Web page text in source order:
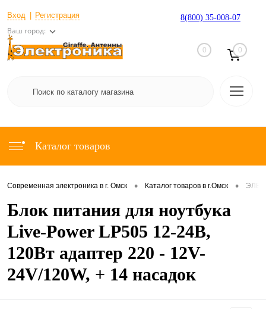
Вход Регистрация
Ваш город:
8(800) 35-008-07
0 0
Каталог товаров
Современная электроника в г. Омск • Каталог товаров в г.Омск •
Блок питания для ноутбука
Live-Power LP505 12-24В,
120Вт адаптер 220 - 12V-
24V/120W, + 14 насадок